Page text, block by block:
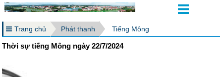
Trang chủ Phát thanh Tiếng Mông
Thời sự tiếng Mông ngày 22/7/2024